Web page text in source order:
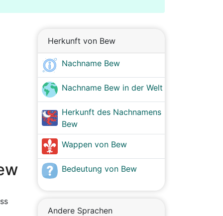
Herkunft von Bew
Nachname Bew
Nachname Bew in der Welt
Herkunft des Nachnamens
Bew
Wappen von Bew
Bedeutung von Bew
Andere Sprachen